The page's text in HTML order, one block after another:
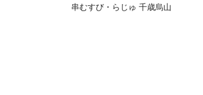
串むすび・らじゅ 千歳烏山